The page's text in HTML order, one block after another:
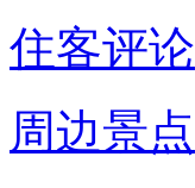
住客评论
周边景点